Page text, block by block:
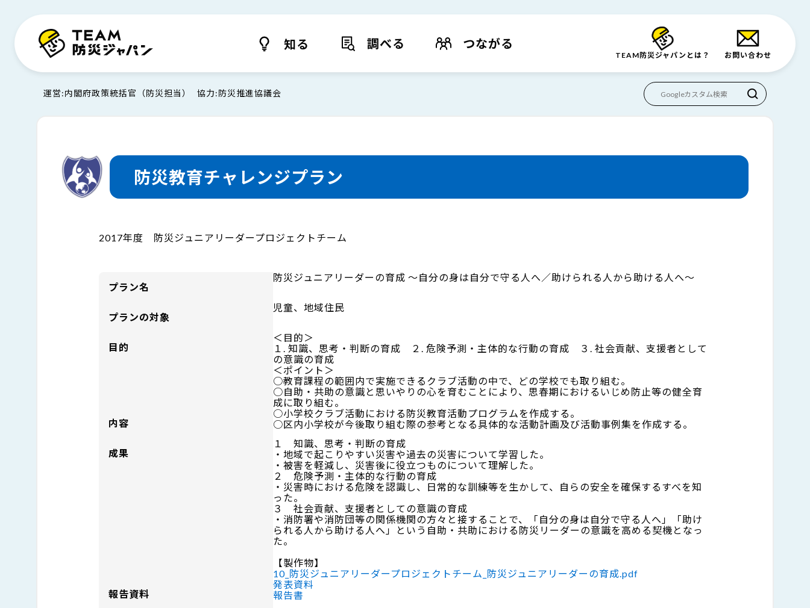
知る 調べる つながる
TEAM防災ジャパンとは？ お問い合わせ
運営 内閣府政策統括官（防災担当） 協力 防災推進協議会
防災教育チャレンジプラン
2017年度 防災ジュニアリーダープロジェクトチーム
プラン名
防災ジュニアリーダーの育成 ～自分の身は自分で守る人へ／助けられる人から助ける人へ～
プランの対象
児童、地域住民
目的
＜目的＞
１. 知識、思考・判断の育成 ２. 危険予測・主体的な行動の育成 ３. 社会貢献、支援者として
の意識の育成
＜ポイント＞
○教育課程の範囲内で実施できるクラブ活動の中で、どの学校でも取り組む。
○自助・共助の意識と思いやりの心を育むことにより、思春期におけるいじめ防止等の健全育
成に取り組む。
内容
○小学校クラブ活動における防災教育活動プログラムを作成する。
○区内小学校が今後取り組む際の参考となる具体的な活動計画及び活動事例集を作成する。
成果
１ 知識、思考・判断の育成
・地域で起こりやすい災害や過去の災害について学習した。
・被害を軽減し、災害後に役立つものについて理解した。
２ 危険予測・主体的な行動の育成
・災害時における危険を認識し、日常的な訓練等を生かして、自らの安全を確保するすべを知
った。
３ 社会貢献、支援者としての意識の育成
・消防署や消防団等の関係機関の方々と接することで、「自分の身は自分で守る人へ」「助け
られる人から助ける人へ」という自助・共助における防災リーダーの意識を高める契機となっ
た。
【製作物】
10_防災ジュニアリーダープロジェクトチーム_防災ジュニアリーダーの育成.pdf
報告資料
発表資料
報告書